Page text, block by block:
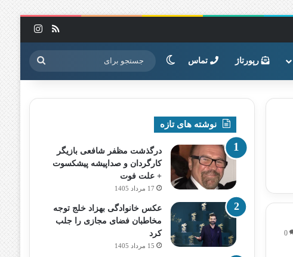
خوراک
رپورتاژ تماس تغییر پوسته جستجو
برای
0
نوشته های تازه
درگذشت مظفر شافعی بازیگر
کارگردان و صداپیشه پیشکسوت
+ علت فوت
17 مرداد 1405
عکس خانوادگی بهزاد خلج توجه
مخاطبان فضای مجازی را جلب
کرد
15 مرداد 1405